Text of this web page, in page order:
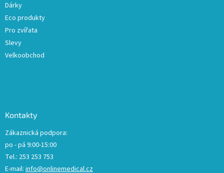
Dárky
Eco produkty
Pro zvířata
Slevy
Velkoobchod
Kontakty
Zákaznická podpora:
po - pá 9:00-15:00
Tel.: 253 253 753
E-mail: info@onlinemedical.cz